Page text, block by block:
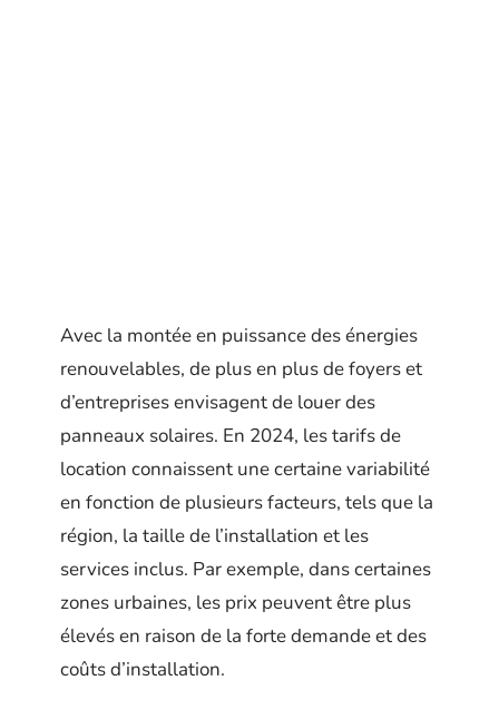
Avec la montée en puissance des énergies
renouvelables, de plus en plus de foyers et
d’entreprises envisagent de louer des
panneaux solaires. En 2024, les tarifs de
location connaissent une certaine variabilité
en fonction de plusieurs facteurs, tels que la
région, la taille de l’installation et les
services inclus. Par exemple, dans certaines
zones urbaines, les prix peuvent être plus
élevés en raison de la forte demande et des
coûts d’installation.